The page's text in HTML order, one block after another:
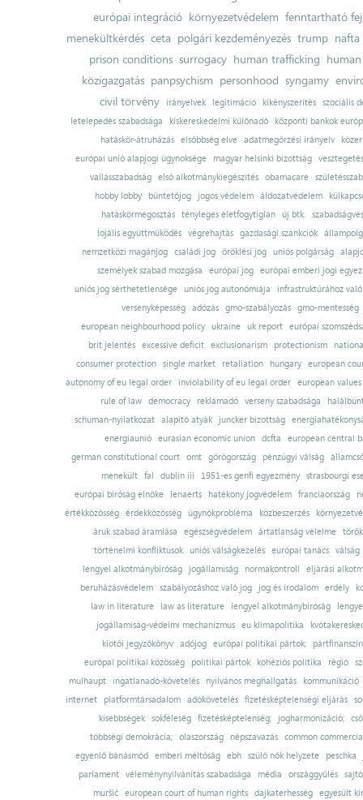
európai integráció környezetvédelem fenntartható
menekültkérdés ceta polgári kezdeményezés trump nafta
prison conditions surrogacy human trafficking
közigazgatás panpsychism personhood syngamy
civil törvény
irányelvek legitimáció kikényszerítés szociális
letelepedés szabadsága
kiskereskedelmi különadó
központi bankok
hatáskör-átruházás
elsőbbség elve adatmegőrzési irányelv
európai unió alapjogi ügynoksége
magyar helsinki bizottság
vesztegetés
vallásszabadság
első alkotmánykiegészítés obamacare
hobby lobby
büntetőjog jogos védelem áldozatvédelem
hatáskörmegosztás tényleges életfogytiglan új btk.
lojális együttműködés
végrehajtás gazdasági szankciók
nemzetközi magánjog
családi jog öröklési jog uniós polgárság
személyek szabad mozgása
európai jog európai emberi jogi
uniós jog sérthetetlensége uniós jog autonómiája
infrastruktúrához
versenyképesség adózás gmo-szabályozás gmo-mentesség
european neighbourhood policy
ukraine uk report
európai
brit jelentés excessive deficit exclusionarism protectionism
consumer protection
single market retaliation hungary
european
autonomy of eu legal order
inviolability of eu legal order
european values
rule of law
democracy reklámadó verseny szabadsága
schuman-nyilatkozat alapító atyák juncker bizottság
energiaunió eurasian economic union dcfta
european central
german constitutional court
omt görögország pénzügyi válság
menekült
fal dublin iii 1951-es genfi egyezmény
strasbourgi
európai bíróság elnöke
lenaerts hatékony jogvédelem franciaország
értékközösség
érdekközösség ügynökprobléma közbeszerzés
áruk szabad áramlása
egészségvédelem ártatlanság vélelme
történelmi konfliktusok uniós válságkezelés európai tanács válság
lengyel alkotmánybíróság
jogállamiság normakontroll
eljárási
beruházásvédelem
szabályozáshoz való jog jog és irodalom erdély
law in literature
law as literature lengyel alkotmánybíróság
jogállamiság-védelmi mechanizmus
eu klímapolitika
kiotói jegyzőkönyv adójog európai politikai pártok;
európai politikai közösség
politikai pártok kohéziós politika régió
mulhaupt
ingatlanadó-követelés nyilvános meghallgatás
kommunikáció
internet
platformtársadalom adókövetelés fizetésképtelenségi eljárás
kisebbségek sokféleség fizetésképtelenség; jogharmonizáció;
többségi demokrácia; olaszország népszavazás common
egyenlő bánásmód emberi méltóság ebh szülő nők helyzete
peschka
parlament
véleménynyilvánítás szabadsága média országgyűlés
muršić
european court of human rights dajkaterhesség
egyesült